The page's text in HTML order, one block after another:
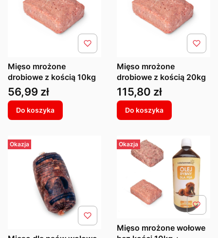
Mięso mrożone
drobiowe z kością 10kg
Cena
56,99 zł
Do koszyka
Mięso mrożone
drobiowe z kością 20kg
Cena
115,80 zł
Do koszyka
Okazja Okazja
Mięso mrożone wołowe